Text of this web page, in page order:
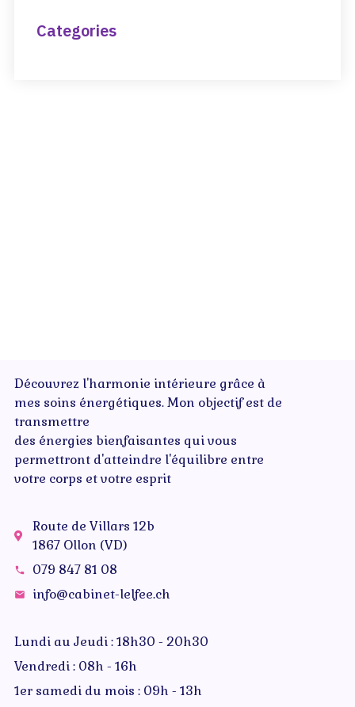
Categories
Découvrez l'harmonie intérieure grâce à
mes soins énergétiques. Mon objectif est de
transmettre
des énergies bienfaisantes qui vous
permettront d'atteindre l'équilibre entre
votre corps et votre esprit
Route de Villars 12b
1867 Ollon (VD)
079 847 81 08
info@cabinet-lelfee.ch
Lundi au Jeudi : 18h30 - 20h30
Vendredi : 08h - 16h
1er samedi du mois : 09h - 13h